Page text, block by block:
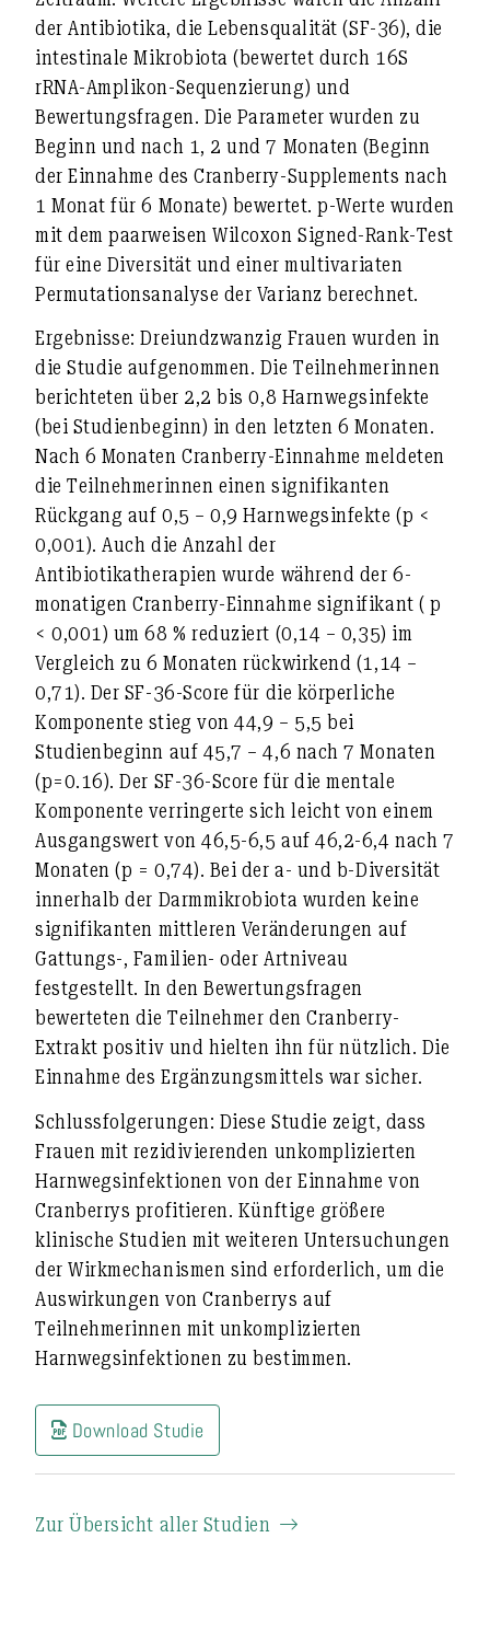
der Antibiotika, die Lebensqualität (SF-36), die
intestinale Mikrobiota (bewertet durch 16S
rRNA-Amplikon-Sequenzierung) und
Bewertungsfragen. Die Parameter wurden zu
Beginn und nach 1, 2 und 7 Monaten (Beginn
der Einnahme des Cranberry-Supplements nach
1 Monat für 6 Monate) bewertet. p-Werte wurden
mit dem paarweisen Wilcoxon Signed-Rank-Test
für eine Diversität und einer multivariaten
Permutationsanalyse der Varianz berechnet.
Ergebnisse: Dreiundzwanzig Frauen wurden in
die Studie aufgenommen. Die Teilnehmerinnen
berichteten über 2,2 bis 0,8 Harnwegsinfekte
(bei Studienbeginn) in den letzten 6 Monaten.
Nach 6 Monaten Cranberry-Einnahme meldeten
die Teilnehmerinnen einen signifikanten
Rückgang auf 0,5 – 0,9 Harnwegsinfekte (p <
0,001). Auch die Anzahl der
Antibiotikatherapien wurde während der 6-
monatigen Cranberry-Einnahme signifikant ( p
< 0,001) um 68 % reduziert (0,14 – 0,35) im
Vergleich zu 6 Monaten rückwirkend (1,14 –
0,71). Der SF-36-Score für die körperliche
Komponente stieg von 44,9 – 5,5 bei
Studienbeginn auf 45,7 – 4,6 nach 7 Monaten
(p=0.16). Der SF-36-Score für die mentale
Komponente verringerte sich leicht von einem
Ausgangswert von 46,5-6,5 auf 46,2-6,4 nach 7
Monaten (p = 0,74). Bei der a- und b-Diversität
innerhalb der Darmmikrobiota wurden keine
signifikanten mittleren Veränderungen auf
Gattungs-, Familien- oder Artniveau
festgestellt. In den Bewertungsfragen
bewerteten die Teilnehmer den Cranberry-
Extrakt positiv und hielten ihn für nützlich. Die
Einnahme des Ergänzungsmittels war sicher.
Schlussfolgerungen: Diese Studie zeigt, dass
Frauen mit rezidivierenden unkomplizierten
Harnwegsinfektionen von der Einnahme von
Cranberrys profitieren. Künftige größere
klinische Studien mit weiteren Untersuchungen
der Wirkmechanismen sind erforderlich, um die
Auswirkungen von Cranberrys auf
Teilnehmerinnen mit unkomplizierten
Harnwegsinfektionen zu bestimmen.
Download Studie
Zur Übersicht aller Studien